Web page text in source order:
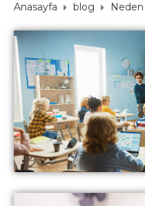
Anasayfa blog